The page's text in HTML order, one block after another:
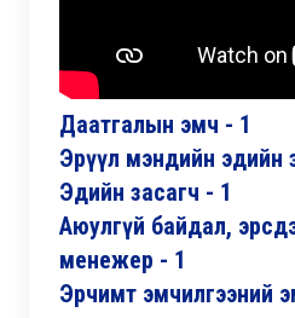
Даатгалын эмч - 1
Эрүүл мэндийн эдийн
Эдийн засагч - 1
Аюулгүй байдал,
менежер - 1
Эрчимт эмчилгээний